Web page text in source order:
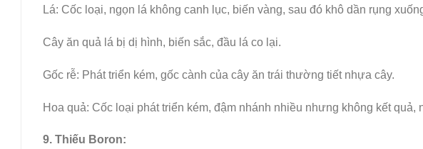
Lá: Cốc loại, ngọn lá không canh lục, biến vàng, sau đó khô dần rụng
Cây ăn quả lá bị dị hình, biến sắc, đầu lá co lại.
Gốc rễ: Phát triển kém, gốc cành của cây ăn trái thường tiết nhựa cây.
Hoa quả: Cốc loại phát triển kém, đậm nhánh nhiều nhưng không kết quả,
9. Thiếu Boron: